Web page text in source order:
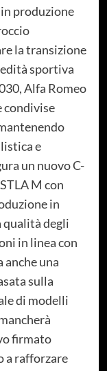
produzione
la transizione
sportiva
Alfa Romeo
e
un nuovo C-
M con
in
qualità degli
in linea con
una
sulla
di modelli
firmato
a rafforzare